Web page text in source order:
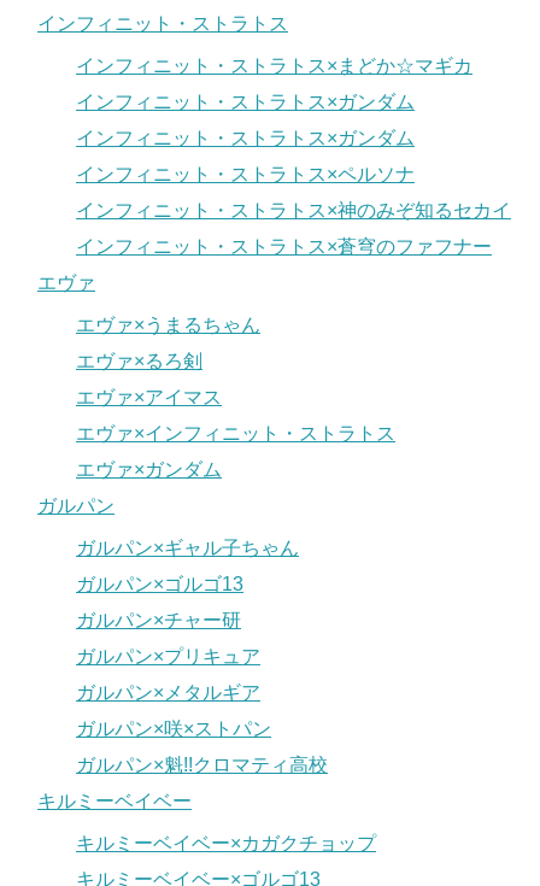
インフィニット・ストラトス
インフィニット・ストラトス×まどか☆マギカ
インフィニット・ストラトス×ガンダム
インフィニット・ストラトス×ガンダム
インフィニット・ストラトス×ペルソナ
インフィニット・ストラトス×神のみぞ知るセカイ
インフィニット・ストラトス×蒼穹のファフナー
エヴァ
エヴァ×うまるちゃん
エヴァ×るろ剣
エヴァ×アイマス
エヴァ×インフィニット・ストラトス
エヴァ×ガンダム
ガルパン
ガルパン×ギャル子ちゃん
ガルパン×ゴルゴ13
ガルパン×チャー研
ガルパン×プリキュア
ガルパン×メタルギア
ガルパン×咲×ストパン
ガルパン×魁!!クロマティ高校
キルミーベイベー
キルミーベイベー×カガクチョップ
キルミーベイベー×ゴルゴ13